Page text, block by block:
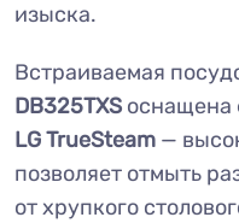
изыска.
Встраиваемая
DB325TXS оснащена
LG TrueSteam —
позволяет отмыть
от хрупкого